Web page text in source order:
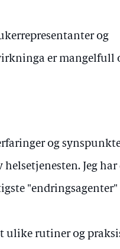
og
er mangelfull
og
Jeg har
ulike rutiner og